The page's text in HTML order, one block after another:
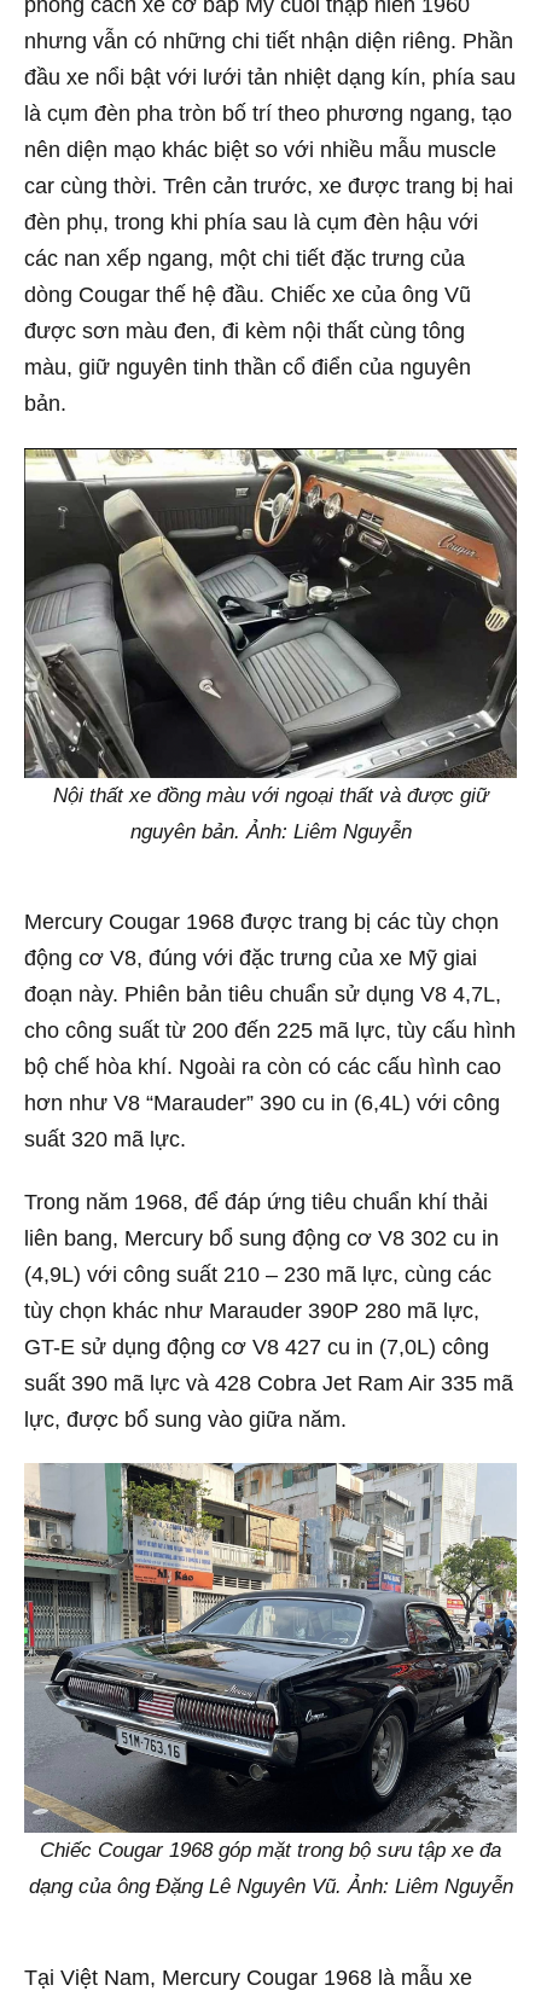
phong cách xe cơ bắp Mỹ cuối thập niên 1960
nhưng vẫn có những chi tiết nhận diện riêng. Phần
đầu xe nổi bật với lưới tản nhiệt dạng kín, phía sau
là cụm đèn pha tròn bố trí theo phương ngang, tạo
nên diện mạo khác biệt so với nhiều mẫu muscle
car cùng thời. Trên cản trước, xe được trang bị hai
đèn phụ, trong khi phía sau là cụm đèn hậu với
các nan xếp ngang, một chi tiết đặc trưng của
dòng Cougar thế hệ đầu. Chiếc xe của ông Vũ
được sơn màu đen, đi kèm nội thất cùng tông
màu, giữ nguyên tinh thần cổ điển của nguyên
bản.
Nội thất xe đồng màu với ngoại thất và được giữ
nguyên bản. Ảnh: Liêm Nguyễn
Mercury Cougar 1968 được trang bị các tùy chọn
động cơ V8, đúng với đặc trưng của xe Mỹ giai
đoạn này. Phiên bản tiêu chuẩn sử dụng V8 4,7L,
cho công suất từ 200 đến 225 mã lực, tùy cấu hình
bộ chế hòa khí. Ngoài ra còn có các cấu hình cao
hơn như V8 “Marauder” 390 cu in (6,4L) với công
suất 320 mã lực.
Trong năm 1968, để đáp ứng tiêu chuẩn khí thải
liên bang, Mercury bổ sung động cơ V8 302 cu in
(4,9L) với công suất 210 – 230 mã lực, cùng các
tùy chọn khác như Marauder 390P 280 mã lực,
GT-E sử dụng động cơ V8 427 cu in (7,0L) công
suất 390 mã lực và 428 Cobra Jet Ram Air 335 mã
lực, được bổ sung vào giữa năm.
Chiếc Cougar 1968 góp mặt trong bộ sưu tập xe đa
dạng của ông Đặng Lê Nguyên Vũ. Ảnh: Liêm Nguyễn
Tại Việt Nam, Mercury Cougar 1968 là mẫu xe